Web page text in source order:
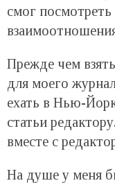
смог
Прежде чем
для моего
ехать в Нью-
статьи
вместе с
На душе у меня